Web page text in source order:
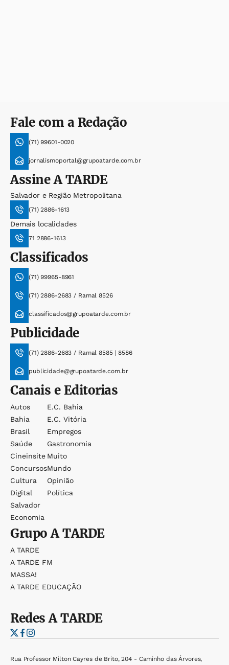
Fale com a Redação
(71) 99601-0020
jornalismoportal@grupoatarde.com.br
AssineA TARDE
Salvador e Região Metropolitana
(71) 2886-1613
Demais localidades
71 2886-1613
Classificados
(71) 99965-8961
(71) 2886-2683 / Ramal 8526
classificados@grupoatarde.com.br
Publicidade
(71) 2886-2683 / Ramal 8585 | 8586
publicidade@grupoatarde.com.br
Canais e Editorias
Autos
Bahia
Brasil
Saúde
Cineinsite
Concursos
Cultura
Digital
Salvador
Economia
E.c. Bahia
E.c. Vitória
Empregos
Gastronomia
Muito
Mundo
Opinião
Política
GrupoA TARDE
A TARDE
A TARDE FM
MASSA!
A TARDE EDUCAÇÃO
RedesA TARDE
Rua Professor Milton Cayres de Brito, 204 - Caminho das Árvores,